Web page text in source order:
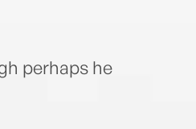
perhaps he